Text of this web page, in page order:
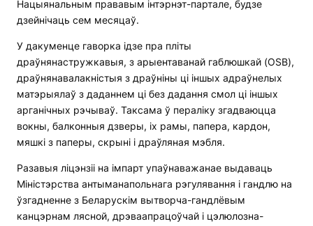
Нацыянальным прававым інтэрнэт-партале, будзе
дзейнічаць сем месяцаў.
У дакуменце гаворка ідзе пра пліты
драўнянастружкавыя, з арыентаванай габлюшкай (OSB),
драўнянавалакністыя з драўніны ці іншых адраўнелых
матэрыялаў з даданнем ці без дадання смол ці іншых
арганічных рэчываў. Таксама ў пераліку згадваюцца
вокны, балконныя дзверы, іх рамы, папера, кардон,
мяшкі з паперы, скрыні і драўляная мэбля.
Разавыя ліцэнзіі на імпарт упаўнаважанае выдаваць
Міністэрства антыманапольнага рэгулявання і гандлю на
ўзгадненне з Беларускім вытворча-гандлёвым
канцэрнам лясной, дрэваапрацоўчай і цэлюлозна-